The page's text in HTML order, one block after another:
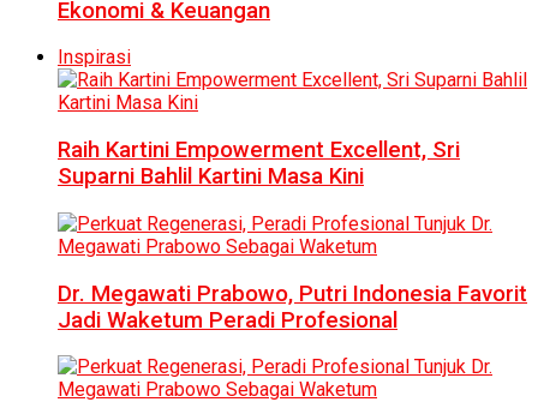
Ekonomi & Keuangan
Inspirasi
Raih Kartini Empowerment Excellent, Sri
Suparni Bahlil Kartini Masa Kini
Dr. Megawati Prabowo, Putri Indonesia Favorit
Jadi Waketum Peradi Profesional